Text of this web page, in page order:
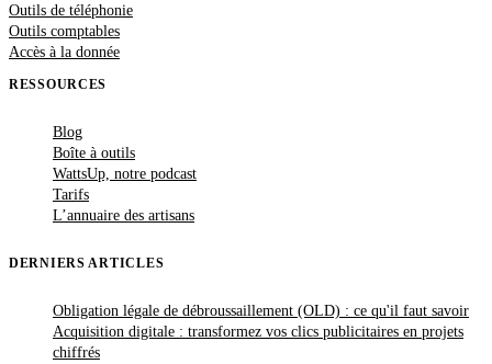
Outils de téléphonie
Outils comptables
Accès à la donnée
RESSOURCES
Blog
Boîte à outils
WattsUp, notre podcast
Tarifs
L’annuaire des artisans
DERNIERS ARTICLES
Obligation légale de débroussaillement (OLD) : ce qu'il faut savoir
Acquisition digitale : transformez vos clics publicitaires en projets
chiffrés